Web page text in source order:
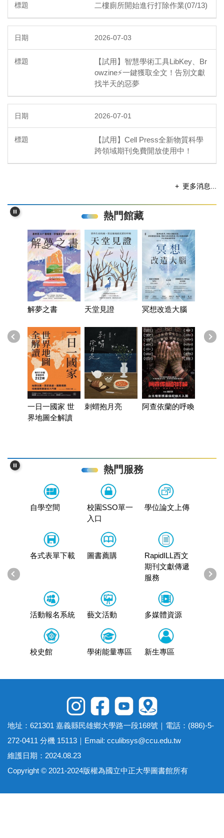
二樓廁所開始進行打除作業(07/13)
2026-07-03
【試用】智慧學術工具LibKey、Br
owzine⚡一鍵獲取全文！告別文獻
找半天的惡夢
2026-07-01
【試用】Cell Press全新物質科學
跨領域期刊免費開放使用中！
更多消息...
熱門館藏
解夢之書 天堂見證 冥想改造大腦
一日一國家 世
界地圖全解讀
刺蝟抱月亮 阿查依蘭的呼喚
熱門服務
傳遞
自學空間
校園SSO單一
入口
學位論文上傳
各式表單下載 圖書薦購
RapidILL西文
期刊文獻傳遞
服務
活動報名系統 藝文活動 多媒體資源
校史館 學術能量專區 新生專區
地址：621301 嘉義縣民雄鄉大學路一段168號｜電話：(886)-5-
272-0411 分機 15113｜Email: cculibsys@ccu.edu.tw
維護日期：2024.08.23
Copyright © 2021-2024版權為國立中正大學圖書館所有